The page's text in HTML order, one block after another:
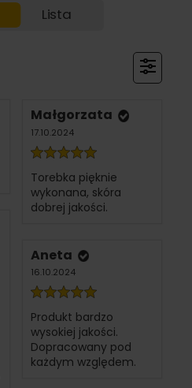
Lista
Małgorzata
17.10.2024
Torebka pięknie
wykonana, skóra
dobrej jakości.
Aneta
16.10.2024
Produkt bardzo
wysokiej jakości.
Dopracowany pod
każdym względem.